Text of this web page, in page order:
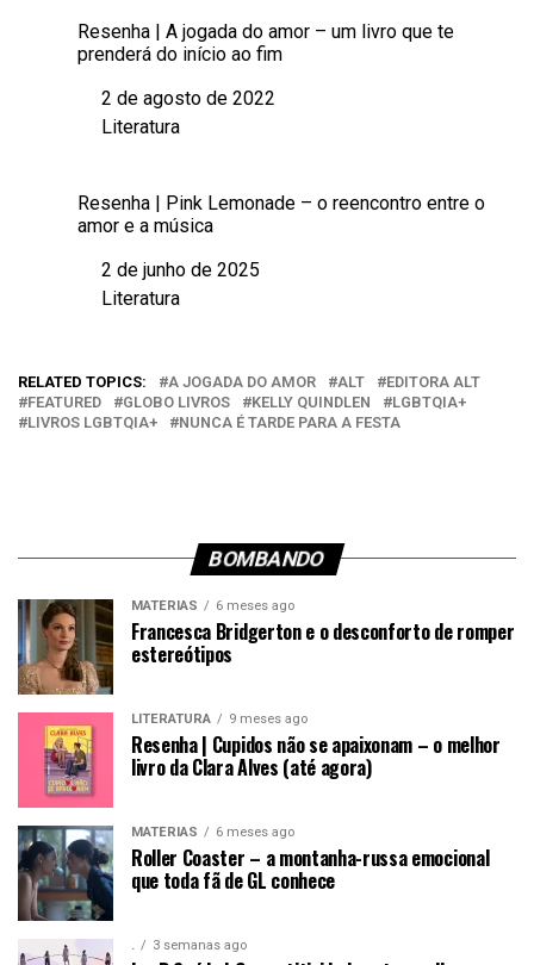
Resenha | A jogada do amor – um livro que te
prenderá do início ao fim
Data
2 de agosto de 2022
Em relação a
Literatura
Resenha | Pink Lemonade – o reencontro entre o
amor e a música
Data
2 de junho de 2025
Em relação a
Literatura
RELATED TOPICS: A JOGADA DO AMOR ALT
EDITORA ALT
FEATURED
GLOBO LIVROS KELLY QUINDLEN
LGBTQIA+
LIVROS LGBTQIA+
NUNCA É TARDE PARA A FESTA
BOMBANDO
MATÉRIAS 6 meses ago
Francesca Bridgerton e o desconforto de romper
estereótipos
LITERATURA 9 meses ago
Resenha | Cupidos não se apaixonam – o melhor
livro da Clara Alves (até agora)
MATÉRIAS 6 meses ago
Roller Coaster – a montanha-russa emocional
que toda fã de GL conhece
. 3 semanas ago